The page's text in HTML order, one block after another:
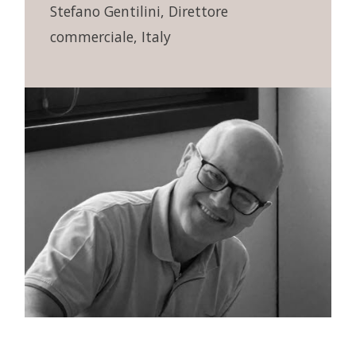
Stefano Gentilini, Direttore
commerciale, Italy